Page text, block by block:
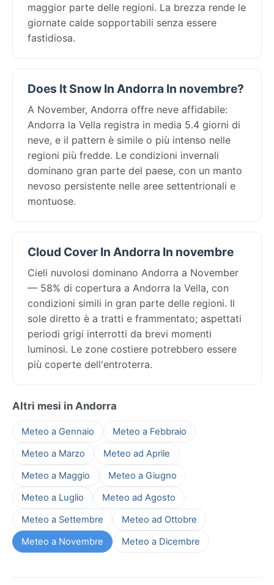
maggior parte delle regioni. La brezza rende le
giornate calde sopportabili senza essere
fastidiosa.
Does It Snow In Andorra In novembre?
A November, Andorra offre neve affidabile:
Andorra la Vella registra in media 5.4 giorni di
neve, e il pattern è simile o più intenso nelle
regioni più fredde. Le condizioni invernali
dominano gran parte del paese, con un manto
nevoso persistente nelle aree settentrionali e
montuose.
Cloud Cover In Andorra In novembre
Cieli nuvolosi dominano Andorra a November
— 58% di copertura a Andorra la Vella, con
condizioni simili in gran parte delle regioni. Il
sole diretto è a tratti e frammentato; aspettati
periodi grigi interrotti da brevi momenti
luminosi. Le zone costiere potrebbero essere
più coperte dell'entroterra.
Altri mesi in Andorra
Meteo a Gennaio
Meteo a Febbraio
Meteo a Marzo
Meteo ad Aprile
Meteo a Maggio
Meteo a Giugno
Meteo a Luglio
Meteo ad Agosto
Meteo a Settembre
Meteo ad Ottobre
Meteo a Novembre
Meteo a Dicembre